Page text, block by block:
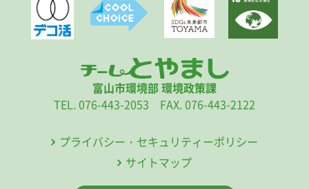
富山市環境部 環境政策課
TEL. 076-443-2053 FAX. 076-443-2122
プライバシー・セキュリティーポリシー
サイトマップ